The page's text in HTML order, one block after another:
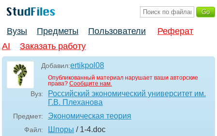
Вузы Предметы Пользователи
Реферат
AI
Заказать работу
Добавил:ertikpol08
Опубликованный материал нарушает ваши авторские
права? Сообщите нам.
Вуз:
Российский экономический университет им.
Г.В. Плеханова
Предмет: Экономическая теория
Файл: Шпоры / 1-4.doc